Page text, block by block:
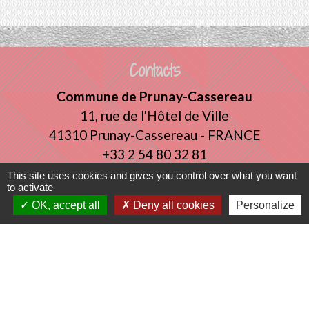
Contacts
Commune de Prunay-Cassereau
11, rue de l'Hôtel de Ville
41310 Prunay-Cassereau - FRANCE
+33 2 54 80 32 81
Liens intercommunalité
This site uses cookies and gives you control over what you want
to activate
OK, accept all
Deny all cookies Personalize